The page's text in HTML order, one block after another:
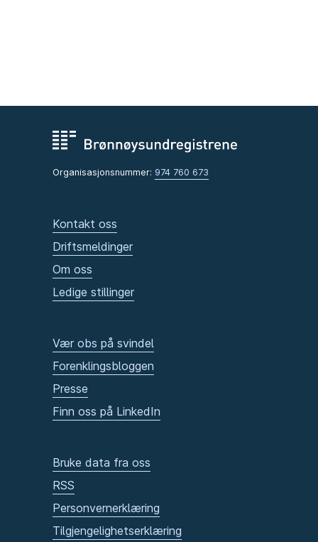
Organisasjonsnummer: 974 760 673
Kontakt oss
Driftsmeldinger
Om oss
Ledige stillinger
Vær obs på svindel
Forenklingsbloggen
Presse
Finn oss på LinkedIn
Bruke data fra oss
RSS
Personvernerklæring
Tilgjengelighetserklæring